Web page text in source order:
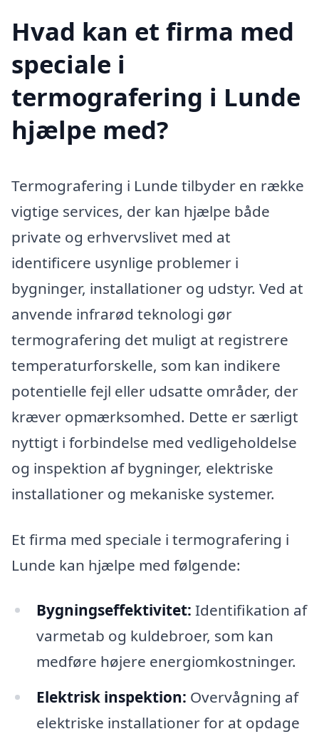
Hvad kan et firma med
speciale i
termografering i Lunde
hjælpe med?
Termografering i Lunde tilbyder en række
vigtige services, der kan hjælpe både
private og erhvervslivet med at
identificere usynlige problemer i
bygninger, installationer og udstyr. Ved at
anvende infrarød teknologi gør
termografering det muligt at registrere
temperaturforskelle, som kan indikere
potentielle fejl eller udsatte områder, der
kræver opmærksomhed. Dette er særligt
nyttigt i forbindelse med vedligeholdelse
og inspektion af bygninger, elektriske
installationer og mekaniske systemer.
Et firma med speciale i termografering i
Lunde kan hjælpe med følgende:
Bygningseffektivitet: Identifikation af
varmetab og kuldebroer, som kan
medføre højere energiomkostninger.
Elektrisk inspektion: Overvågning af
elektriske installationer for at opdage